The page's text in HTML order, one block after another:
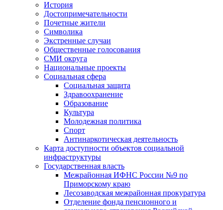
История
Достопримечательности
Почетные жители
Символика
Экстренные случаи
Общественные голосования
СМИ округа
Национальные проекты
Социальная сфера
Социальная защита
Здравоохранение
Образование
Культура
Молодежная политика
Спорт
Антинаркотическая деятельность
Карта доступности объектов социальной
инфраструктуры
Государственная власть
Межрайонная ИФНС России №9 по
Приморскому краю
Лесозаводская межрайонная прокуратура
Отделение фонда пенсионного и